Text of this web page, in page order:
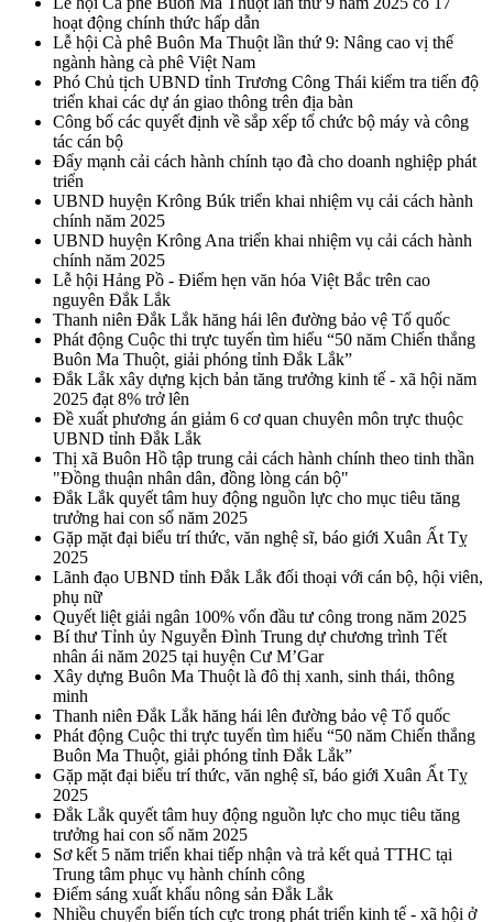
hoạt động chính thức hấp dẫn
Lễ hội Cà phê Buôn Ma Thuột lần thứ 9: Nâng cao vị thế
ngành hàng cà phê Việt Nam
Phó Chủ tịch UBND tỉnh Trương Công Thái kiểm tra tiến độ
triển khai các dự án giao thông trên địa bàn
Công bố các quyết định về sắp xếp tổ chức bộ máy và công
tác cán bộ
Đẩy mạnh cải cách hành chính tạo đà cho doanh nghiệp phát
triển
UBND huyện Krông Búk triển khai nhiệm vụ cải cách hành
chính năm 2025
UBND huyện Krông Ana triển khai nhiệm vụ cải cách hành
chính năm 2025
Lễ hội Hảng Pồ - Điểm hẹn văn hóa Việt Bắc trên cao
nguyên Đắk Lắk
Thanh niên Đắk Lắk hăng hái lên đường bảo vệ Tổ quốc
Phát động Cuộc thi trực tuyến tìm hiểu “50 năm Chiến thắng
Buôn Ma Thuột, giải phóng tỉnh Đắk Lắk”
Đắk Lắk xây dựng kịch bản tăng trưởng kinh tế - xã hội năm
2025 đạt 8% trở lên
Đề xuất phương án giảm 6 cơ quan chuyên môn trực thuộc
UBND tỉnh Đắk Lắk
Thị xã Buôn Hồ tập trung cải cách hành chính theo tinh thần
"Đồng thuận nhân dân, đồng lòng cán bộ"
Đắk Lắk quyết tâm huy động nguồn lực cho mục tiêu tăng
trưởng hai con số năm 2025
Gặp mặt đại biểu trí thức, văn nghệ sĩ, báo giới Xuân Ất Tỵ
2025
Lãnh đạo UBND tỉnh Đắk Lắk đối thoại với cán bộ, hội viên,
phụ nữ
Quyết liệt giải ngân 100% vốn đầu tư công trong năm 2025
Bí thư Tỉnh ủy Nguyễn Đình Trung dự chương trình Tết
nhân ái năm 2025 tại huyện Cư M’Gar
Xây dựng Buôn Ma Thuột là đô thị xanh, sinh thái, thông
minh
Thanh niên Đắk Lắk hăng hái lên đường bảo vệ Tổ quốc
Phát động Cuộc thi trực tuyến tìm hiểu “50 năm Chiến thắng
Buôn Ma Thuột, giải phóng tỉnh Đắk Lắk”
Gặp mặt đại biểu trí thức, văn nghệ sĩ, báo giới Xuân Ất Tỵ
2025
Đắk Lắk quyết tâm huy động nguồn lực cho mục tiêu tăng
trưởng hai con số năm 2025
Sơ kết 5 năm triển khai tiếp nhận và trả kết quả TTHC tại
Trung tâm phục vụ hành chính công
Điểm sáng xuất khẩu nông sản Đắk Lắk
Nhiều chuyển biến tích cực trong phát triển kinh tế - xã hội ở